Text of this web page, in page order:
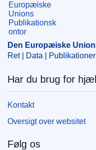
Den Europæiske
Ret | Data | Publikationer
Har du brug for
Kontakt
Oversigt over websitet
Følg os